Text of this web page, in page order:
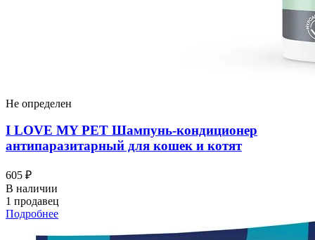
Не определен
I LOVЕ MY PET Шампунь-кондиционер
антипаразитарный для кошек и котят
605 ₽
В наличии
1 продавец
Подробнее